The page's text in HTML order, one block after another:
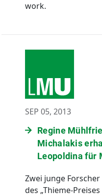
work.
SEP 05, 2013
Regine
Michalakis
Leopoldina für
Zwei junge
des „Thieme-